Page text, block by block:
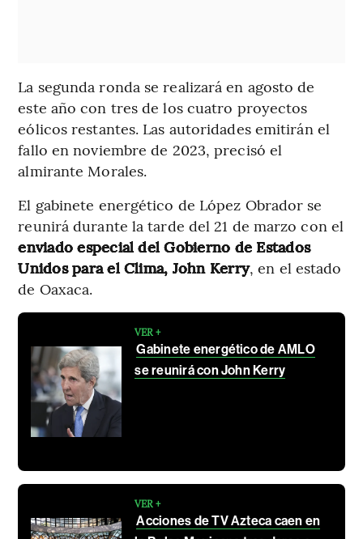
La segunda ronda se realizará en agosto de
este año con tres de los cuatro proyectos
eólicos restantes. Las autoridades emitirán el
fallo en noviembre de 2023, precisó el
almirante Morales.
El gabinete energético de López Obrador se
reunirá durante la tarde del 21 de marzo con el
enviado especial del Gobierno de Estados
Unidos para el Clima, John Kerry, en el estado
de Oaxaca.
VER +
Gabinete energético de AMLO
se reunirá con John Kerry
VER +
Acciones de TV Azteca caen en